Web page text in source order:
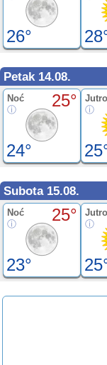
26°
Petak 14.08.
Noć 25°
24°
Jutro
Subota 15.08.
Noć 25°
23°
Jutro